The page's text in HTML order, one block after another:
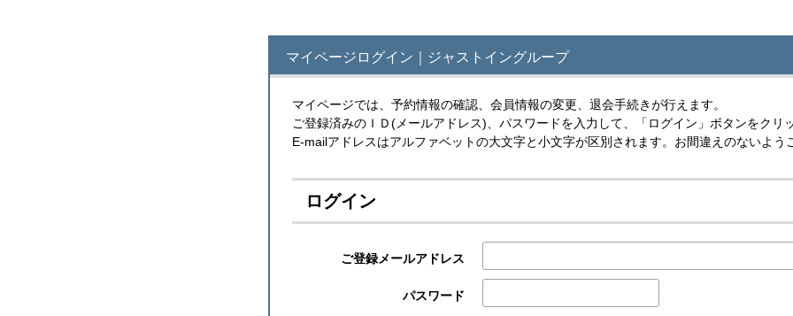
マイページログイン｜ジャストイングループ
マイページでは、予約情報の確認、会員情報の変更、退会手続きが行えます。
ご登録済みのＩＤ(メールアドレス)、パスワードを入力して、「ログイン」ボタンをクリ
E-mailアドレスはアルファベットの大文字と小文字が区別されます。お間違えのないよう
ログイン
ご登録メールアドレス
パスワード